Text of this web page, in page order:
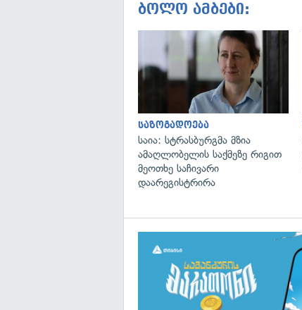
ბოლო ამბები:
საზოგადოება
საია: სტრასბურგმა მზია
ამაღლობელის საქმეზე რიგით
მეოთხე საჩივარი
დაარეგისტრირა